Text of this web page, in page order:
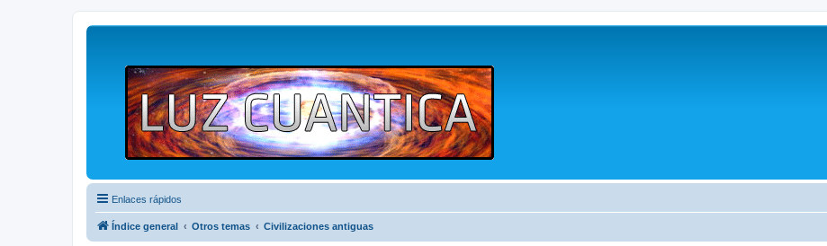
Enlaces rápidos
Índice general Otros temas Civilizaciones antiguas